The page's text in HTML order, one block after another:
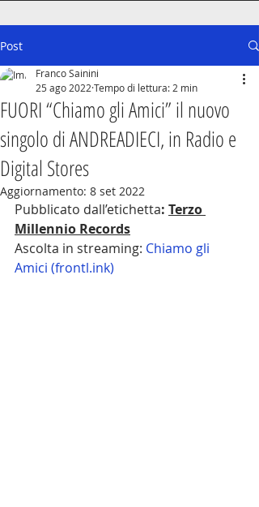
Post
FUORI “Chiamo gli Amici” il nuovo
singolo di ANDREADIECI, in Radio e
Digital Stores
Franco Sainini
25 ago 2022 Tempo di lettura: 2 min
Aggiornamento: 8 set 2022
Pubblicato dall’etichetta: Terzo
Millennio Records
Ascolta in streaming: Chiamo gli
Amici (frontl.ink)